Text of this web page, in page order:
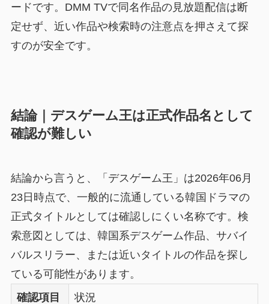
ードです。DMM TVで同名作品の見放題配信は断
定せず、近い作品や検索時の注意点を押さえて探
すのが安全です。
結論｜デスゲーム王は正式作品名として
確認が難しい
結論から言うと、「デスゲーム王」は2026年06月
23日時点で、一般的に流通している韓国ドラマの
正式タイトルとしては確認しにくい名称です。検
索意図としては、韓国系デスゲーム作品、サバイ
バルスリラー、または近いタイトルの作品を探し
ている可能性があります。
確認項目
状況